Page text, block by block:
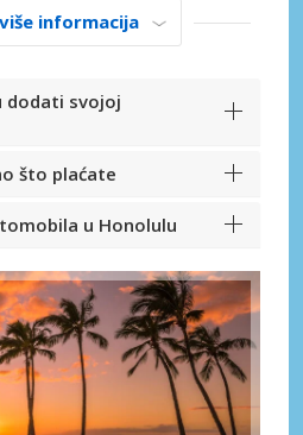
informacija
dodati svojoj
što plaćate
u Honolulu